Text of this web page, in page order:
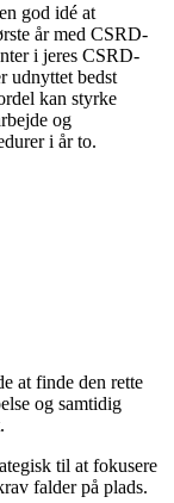
god idé at
år med CSRD-
i jeres CSRD-
udnyttet bedst
kan styrke
og
i år to.
at finde den rette
og samtidig
til at fokusere
falder på plads.